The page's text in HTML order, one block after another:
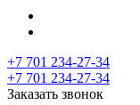
+7 701 234-27-34
+7 701 234-27-34
Заказать звонок